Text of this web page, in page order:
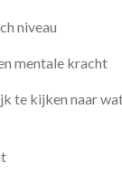
niveau
mentale kracht
te kijken naar